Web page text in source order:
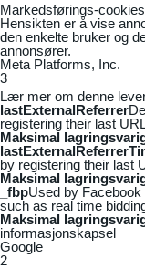
Markedsførings-
Hensikten er å vise
den enkelte bruker og
annonsører.
Meta Platforms, Inc.
3
Lær mer om denne
lastExternalReferrer
registering their last
Maksimal
by registering their last
Maksimal
_fbpUsed by
such as real time
Maksimal
informasjonskapsel
Google
2